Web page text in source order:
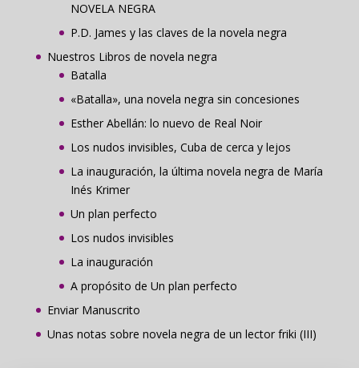
NOVELA NEGRA
P.D. James y las claves de la novela negra
Nuestros Libros de novela negra
Batalla
«Batalla», una novela negra sin concesiones
Esther Abellán: lo nuevo de Real Noir
Los nudos invisibles, Cuba de cerca y lejos
La inauguración, la última novela negra de María
Inés Krimer
Un plan perfecto
Los nudos invisibles
La inauguración
A propósito de Un plan perfecto
Enviar Manuscrito
Unas notas sobre novela negra de un lector friki (III)